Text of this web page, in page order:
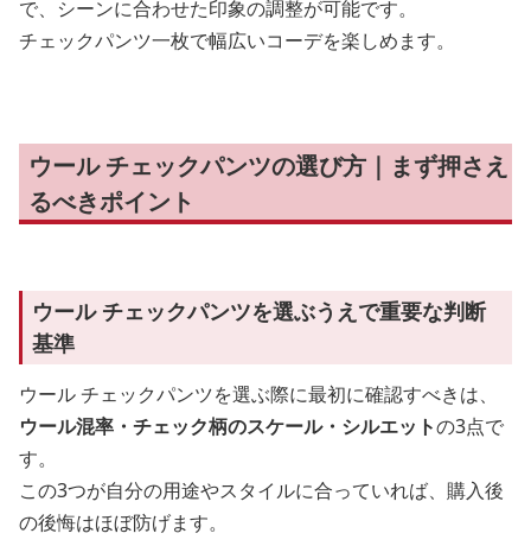
で、シーンに合わせた印象の調整が可能です。
チェックパンツ一枚で幅広いコーデを楽しめます。
ウール チェックパンツの選び方｜まず押さえ
るべきポイント
ウール チェックパンツを選ぶうえで重要な判断
基準
ウール チェックパンツを選ぶ際に最初に確認すべきは、
ウール混率・チェック柄のスケール・シルエットの3点で
す。
この3つが自分の用途やスタイルに合っていれば、購入後
の後悔はほぼ防げます。